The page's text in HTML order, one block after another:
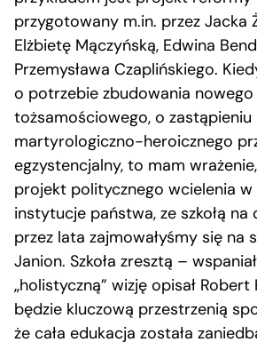
przygotowany m.in. przez Jacka
Elżbietę Mączyńską, Edwina
Przemysława Czaplińskiego.
o potrzebie zbudowania
tożsamościowego, o zastąpieniu
martyrologiczno-heroicznego
egzystencjalny, to mam
projekt politycznego wcielenia w
instytucje państwa, ze szkołą na
przez lata zajmowałyśmy się na
Janion. Szkoła zresztą –
„holistyczną” wizję opisał
będzie kluczową przestrzenią
że cała edukacja została